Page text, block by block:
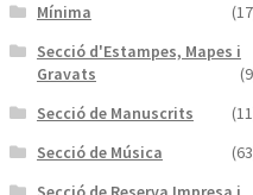
Mínima
Secció d'Estampes, Mapes i
Gravats
Secció de Manuscrits
Secció de Música